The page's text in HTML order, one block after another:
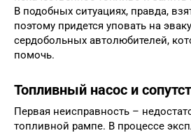
В подобных ситуациях, правда,
поэтому придется уповать на
сердобольных автолюбителей,
помочь.
Топливный насос и
Первая неисправность –
топливной рампе. В процессе